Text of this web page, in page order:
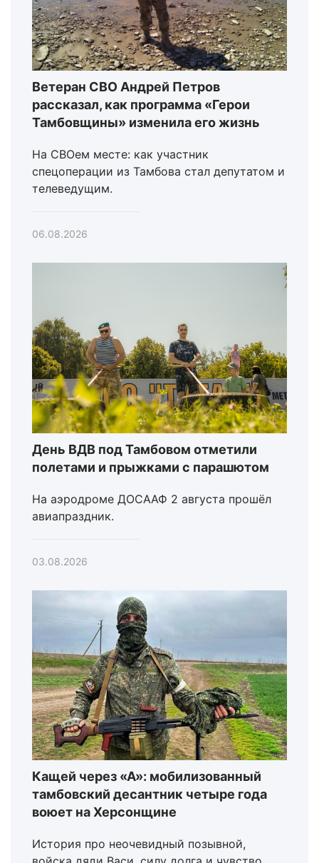
Ветеран СВО Андрей Петров
рассказал, как программа «Герои
Тамбовщины» изменила его жизнь
На СВОем месте: как участник
спецоперации из Тамбова стал депутатом и
телеведущим.
06.08.2026
День ВДВ под Тамбовом отметили
полетами и прыжками с парашютом
На аэродроме ДОСААФ 2 августа прошёл
авиапраздник.
03.08.2026
Кащей через «А»: мобилизованный
тамбовский десантник четыре года
воюет на Херсонщине
История про неочевидный позывной,